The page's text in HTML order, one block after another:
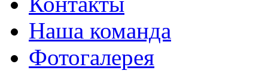
Наша команда
Фотогалерея